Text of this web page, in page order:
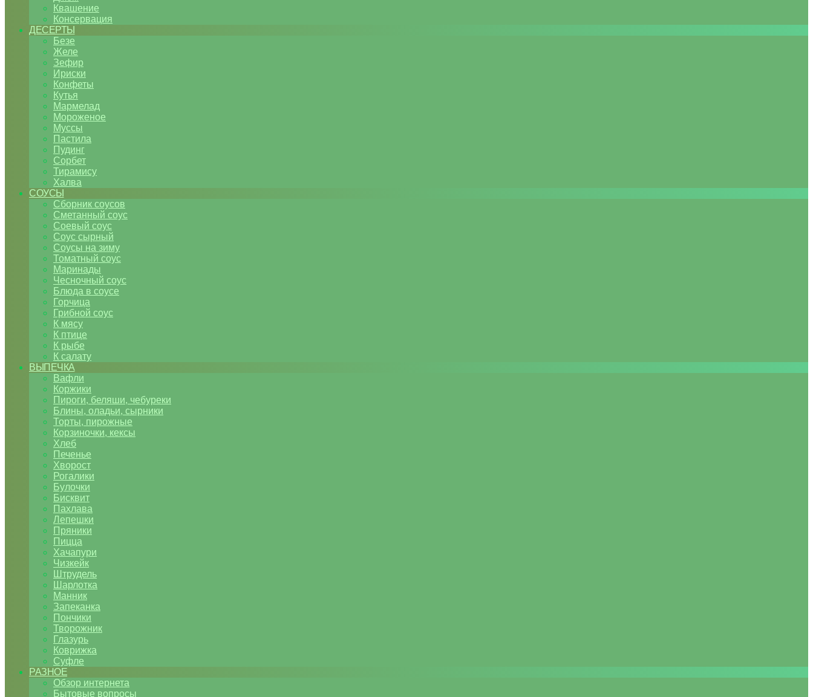
Квашение
Консервация
ДЕСЕРТЫ
Безе
Желе
Зефир
Ириски
Конфеты
Кутья
Мармелад
Мороженое
Муссы
Пастила
Пудинг
Сорбет
Тирамису
Халва
СОУСЫ
Сборник соусов
Сметанный соус
Соевый соус
Соус сырный
Соусы на зиму
Томатный соус
Маринады
Чесночный соус
Блюда в соусе
Горчица
Грибной соус
К мясу
К птице
К рыбе
К салату
ВЫПЕЧКА
Вафли
Коржики
Пироги, беляши, чебуреки
Блины, оладьи, сырники
Торты, пирожные
Корзиночки, кексы
Хлеб
Печенье
Хворост
Рогалики
Булочки
Бисквит
Пахлава
Лепешки
Пряники
Пицца
Хачапури
Чизкейк
Штрудель
Шарлотка
Манник
Запеканка
Пончики
Творожник
Глазурь
Коврижка
Суфле
РАЗНОЕ
Обзор интернета
Бытовые вопросы